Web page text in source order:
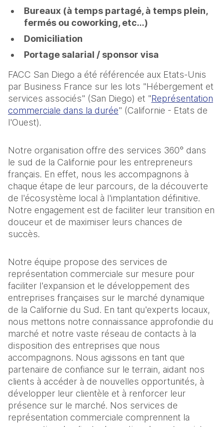
Bureaux (à temps partagé, à temps plein,
fermés ou coworking, etc…)
Domiciliation
Portage salarial / sponsor visa
FACC San Diego a été référencée aux Etats-Unis
par Business France sur les lots "Hébergement et
services associés" (San Diego) et "Représentation
commerciale dans la durée" (Californie - Etats de
l'Ouest).
Notre organisation offre des services 360° dans
le sud de la Californie pour les entrepreneurs
français. En effet, nous les accompagnons à
chaque étape de leur parcours, de la découverte
de l'écosystème local à l'implantation définitive.
Notre engagement est de faciliter leur transition en
douceur et de maximiser leurs chances de
succès.
Notre équipe propose des services de
représentation commerciale sur mesure pour
faciliter l'expansion et le développement des
entreprises françaises sur le marché dynamique
de la Californie du Sud. En tant qu'experts locaux,
nous mettons notre connaissance approfondie du
marché et notre vaste réseau de contacts à la
disposition des entreprises que nous
accompagnons. Nous agissons en tant que
partenaire de confiance sur le terrain, aidant nos
clients à accéder à de nouvelles opportunités, à
développer leur clientèle et à renforcer leur
présence sur le marché. Nos services de
représentation commerciale comprennent la